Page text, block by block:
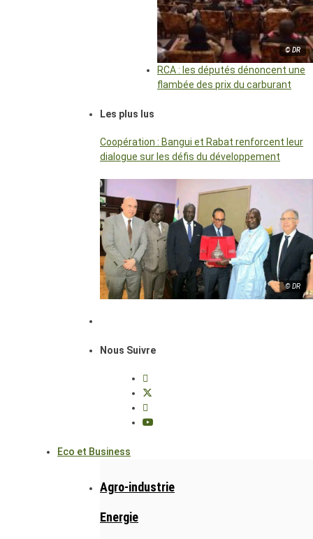
© DR
RCA : les députés dénoncent une
flambée des prix du carburant
Les plus lus
Coopération : Bangui et Rabat renforcent leur
dialogue sur les défis du développement
© DR
Nous Suivre
Eco et Business
Agro-industrie
Energie